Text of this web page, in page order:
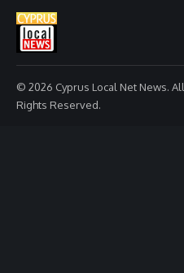
© 2026 Cyprus Local Net News. All
Rights Reserved.